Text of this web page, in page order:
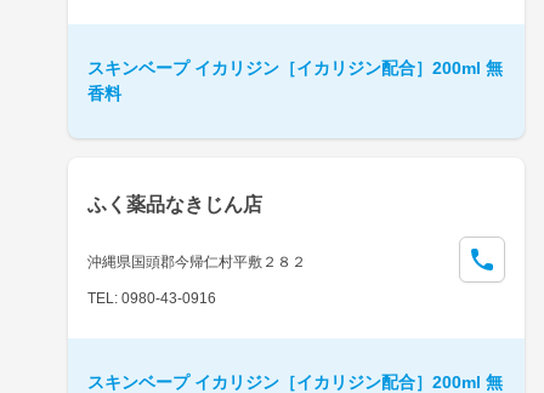
スキンベープ イカリジン［イカリジン配合］200ml 無
香料
ふく薬品なきじん店
沖縄県国頭郡今帰仁村平敷２８２
TEL: 0980-43-0916
スキンベープ イカリジン［イカリジン配合］200ml 無